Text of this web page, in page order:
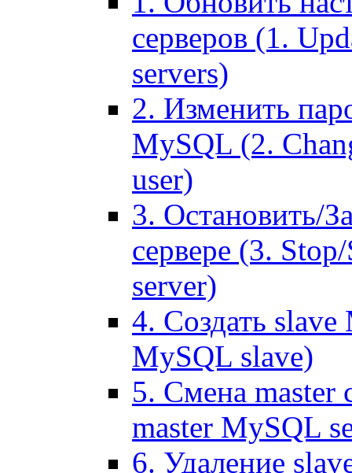
серверов (1.
servers)
2. Изменить
MySQL (2.
user)
3. Остановить/
сервере (3.
server)
4. Создать
MySQL slave)
5. Смена master
master MySQL
6. Удаление